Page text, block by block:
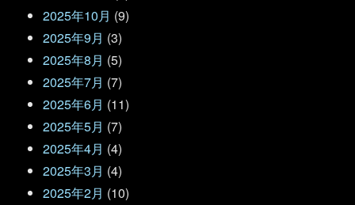
2025年10月 (9)
2025年9月 (3)
2025年8月 (5)
2025年7月 (7)
2025年6月 (11)
2025年5月 (7)
2025年4月 (4)
2025年3月 (4)
2025年2月 (10)